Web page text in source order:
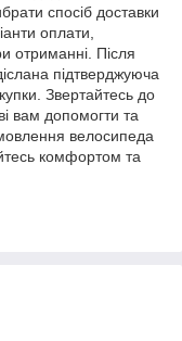
спосіб доставки
оплати,
отриманні. Після
підтверджуюча
Звертайтесь до
вам допомогти та
велосипеда
комфортом та